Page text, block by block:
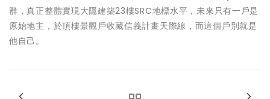
群，真正整體實現大隱建築23樓SRC地標水平，未來只有一戶是
原始地主，於頂樓景觀戶收藏信義計畫天際線，而這個戶別就是
他自己。